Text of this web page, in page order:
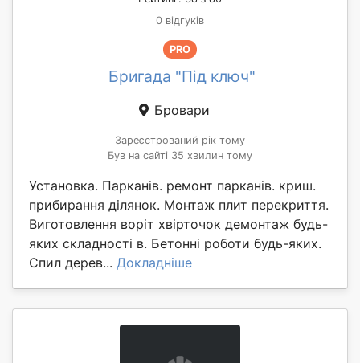
0 відгуків
PRO
Бригада "Під ключ"
Бровари
Зареєстрований рік тому
Був на сайті 35 хвилин тому
Установка. Парканів. ремонт парканів. криш.
прибирання ділянок. Монтаж плит перекриття.
Виготовлення воріт хвірточок демонтаж будь-
яких складності в. Бетонні роботи будь-яких.
Спил дерев... Докладніше